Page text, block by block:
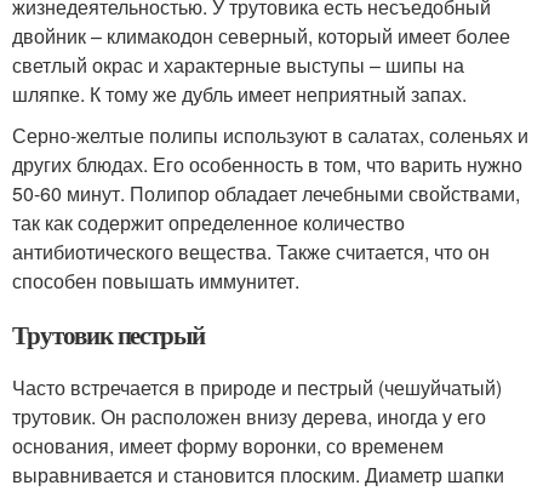
жизнедеятельностью. У трутовика есть несъедобный
двойник – климакодон северный, который имеет более
светлый окрас и характерные выступы – шипы на
шляпке. К тому же дубль имеет неприятный запах.
Серно-желтые полипы используют в салатах, соленьях и
других блюдах. Его особенность в том, что варить нужно
50-60 минут. Полипор обладает лечебными свойствами,
так как содержит определенное количество
антибиотического вещества. Также считается, что он
способен повышать иммунитет.
Трутовик пестрый
Часто встречается в природе и пестрый (чешуйчатый)
трутовик. Он расположен внизу дерева, иногда у его
основания, имеет форму воронки, со временем
выравнивается и становится плоским. Диаметр шапки